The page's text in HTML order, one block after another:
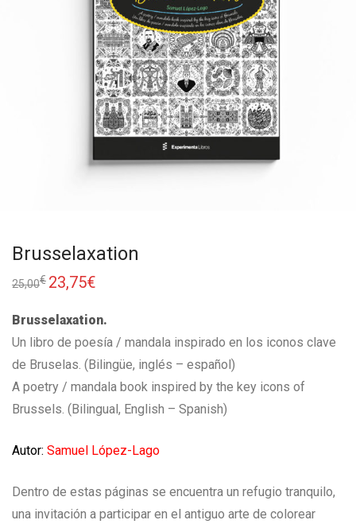
Brusselaxation
25,00€ 23,75€
Brusselaxation.
Un libro de poesía / mandala inspirado en los iconos clave
de Bruselas. (Bilingüe, inglés – español)
A poetry / mandala book inspired by the key icons of
Brussels. (Bilingual, English – Spanish)
Autor: Samuel López-Lago
Dentro de estas páginas se encuentra un refugio tranquilo,
una invitación a participar en el antiguo arte de colorear